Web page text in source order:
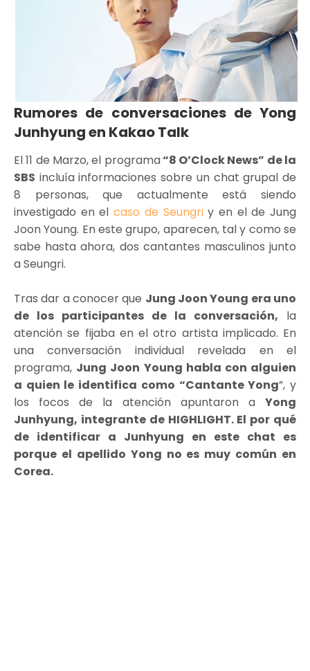
Rumores de conversaciones de Yong
Junhyung en Kakao Talk
El 11 de Marzo, el programa“8 O’Clock News” de la
SBS incluía informaciones sobre un chat grupal de
8 personas, que actualmente está siendo
investigado en elcaso de Seungriy en el de Jung
Joon Young. En este grupo, aparecen, tal y como se
sabe hasta ahora, dos cantantes masculinos junto
a Seungri.
Tras dar a conocer que Jung Joon Young era uno
de los participantes de la conversación, la
atención se fijaba en el otro artista implicado. En
una conversación individual revelada en el
programa, Jung Joon Young habla con alguien
a quien le identifica como “Cantante Yong”, y
los focos de la atención apuntaron a Yong
Junhyung, integrante de HIGHLIGHT. El por qué
de identificar a Junhyung en este chat es
porque el apellido Yong no es muy común en
Corea.